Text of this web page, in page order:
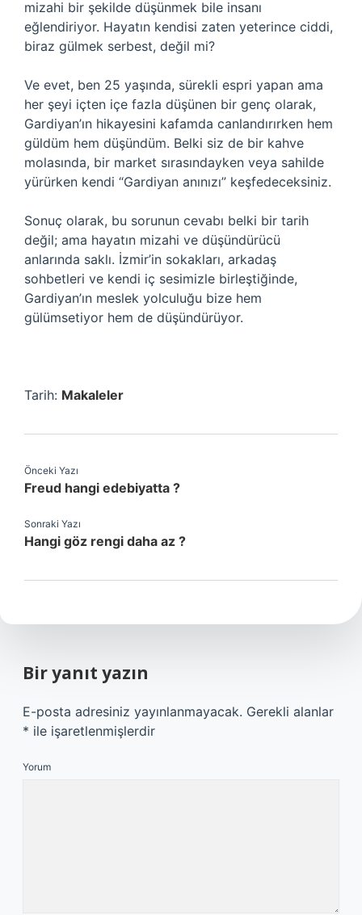
mizahi bir şekilde düşünmek bile insanı
eğlendiriyor. Hayatın kendisi zaten yeterince ciddi,
biraz gülmek serbest, değil mi?
Ve evet, ben 25 yaşında, sürekli espri yapan ama
her şeyi içten içe fazla düşünen bir genç olarak,
Gardiyan’ın hikayesini kafamda canlandırırken hem
güldüm hem düşündüm. Belki siz de bir kahve
molasında, bir market sırasındayken veya sahilde
yürürken kendi “Gardiyan anınızı” keşfedeceksiniz.
Sonuç olarak, bu sorunun cevabı belki bir tarih
değil; ama hayatın mizahi ve düşündürücü
anlarında saklı. İzmir’in sokakları, arkadaş
sohbetleri ve kendi iç sesimizle birleştiğinde,
Gardiyan’ın meslek yolculuğu bize hem
gülümsetiyor hem de düşündürüyor.
Tarih: Makaleler
Önceki Yazı
Freud hangi edebiyatta ?
Sonraki Yazı
Hangi göz rengi daha az ?
Bir yanıt yazın
E-posta adresiniz yayınlanmayacak. Gerekli alanlar
* ile işaretlenmişlerdir
Yorum